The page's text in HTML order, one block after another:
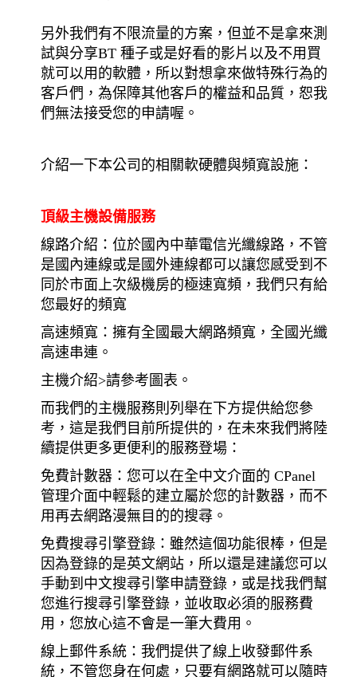
另外我們有不限流量的方案，但並不是拿來測
試與分享BT 種子或是好看的影片以及不用買
就可以用的軟體，所以對想拿來做特殊行為的
客戶們，為保障其他客戶的權益和品質，恕我
們無法接受您的申請喔。
介紹一下本公司的相關軟硬體與頻寬設施：
頂級主機設備服務
線路介紹：位於國內中華電信光纖線路，不管
是國內連線或是國外連線都可以讓您感受到不
同於市面上次級機房的極速寬頻，我們只有給
您最好的頻寬
高速頻寬：擁有全國最大網路頻寬，全國光纖
高速串連。
主機介紹>請參考圖表。
而我們的主機服務則列舉在下方提供給您參
考，這是我們目前所提供的，在未來我們將陸
續提供更多更便利的服務登場：
免費計數器：您可以在全中文介面的 CPanel
管理介面中輕鬆的建立屬於您的計數器，而不
用再去網路漫無目的的搜尋。
免費搜尋引擎登錄：雖然這個功能很棒，但是
因為登錄的是英文網站，所以還是建議您可以
手動到中文搜尋引擎申請登錄，或是找我們幫
您進行搜尋引擎登錄，並收取必須的服務費
用，您放心這不會是一筆大費用。
線上郵件系統：我們提供了線上收發郵件系
統，不管您身在何處，只要有網路就可以隨時